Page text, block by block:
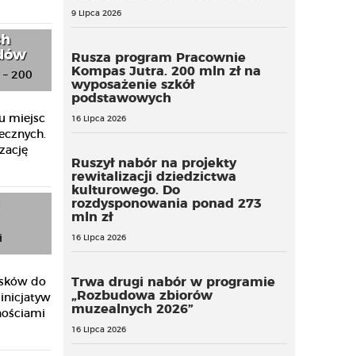
miejsc
do
inicjatyw
9 Lipca 2026
Rusza program Pracownie
Kompas Jutra. 200 mln zł na
wyposażenie szkół
podstawowych
16 Lipca 2026
Ruszył nabór na projekty
rewitalizacji dziedzictwa
kulturowego. Do
rozdysponowania ponad 273
mln zł
16 Lipca 2026
Trwa drugi nabór w programie
„Rozbudowa zbiorów
muzealnych 2026”
16 Lipca 2026